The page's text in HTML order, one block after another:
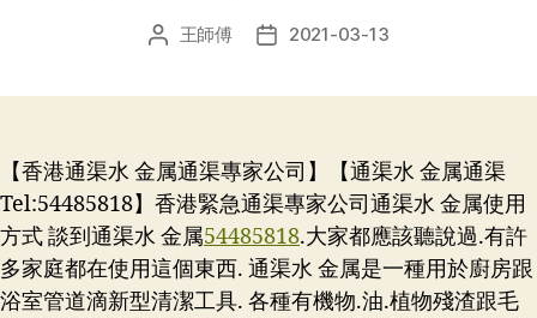
文 王師傅
发 2021-03-13
【香港通渠水 金属通渠專家公司】【通渠水 金属通渠
Tel:54485818】香港緊急通渠專家公司通渠水 金属使用
方式 談到通渠水 金属54485818.大家都應該聽說過.有許
多家庭都在使用這個東西. 通渠水 金属是一種用於廚房跟
浴室管道滴新型清潔工具. 各種有機物.油.植物殘渣跟毛